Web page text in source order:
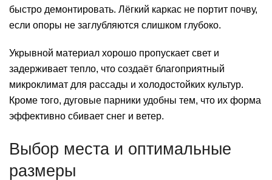
быстро демонтировать. Лёгкий каркас не портит почву,
если опоры не заглубляются слишком глубоко.
Укрывной материал хорошо пропускает свет и
задерживает тепло, что создаёт благоприятный
микроклимат для рассады и холодостойких культур.
Кроме того, дуговые парники удобны тем, что их форма
эффективно сбивает снег и ветер.
Выбор места и оптимальные
размеры